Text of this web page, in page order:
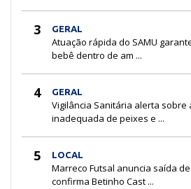
3 GERAL
Atuação rápida do SAMU
bebê dentro de am ...
4 GERAL
Vigilância Sanitária alerta sobre
inadequada de peixes e ...
5 LOCAL
Marreco Futsal anuncia saída
confirma Betinho Cast ...